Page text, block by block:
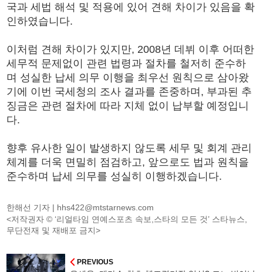
국과 세법 해석 및 적용에 있어 견해 차이가 있음을 확
인하였습니다.
이처럼 견해 차이가 있지만, 2008년 데뷔 이후 어떠한
세무적 문제없이 관련 법령과 절차를 철저히 준수하
며 성실한 납세 의무 이행을 최우선 원칙으로 삼아왔
기에 이번 국세청의 조사 결과를 존중하며, 부과된 추
징금은 관련 절차에 따라 지체 없이 납부할 예정입니
다.
향후 유사한 일이 발생하지 않도록 세무 및 회계 관리
체계를 더욱 면밀히 점검하고, 앞으로도 법과 원칙을
준수하며 납세 의무를 성실히 이행하겠습니다.
한해선 기자 | hhs422@mtstarnews.com
<저작권자 © ‘리얼타임 연예스포츠 속보,스타의 모든 것’ 스타뉴스,
무단전재 및 재배포 금지>
PREVIOUS